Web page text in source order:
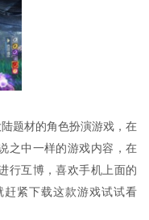
题材的角色扮演游戏，在
之中一样的游戏内容，在
行互博，喜欢手机上面的
紧下载这款游戏试试看